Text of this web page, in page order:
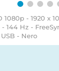
- 1920 x
- 144 Hz -
- Nero